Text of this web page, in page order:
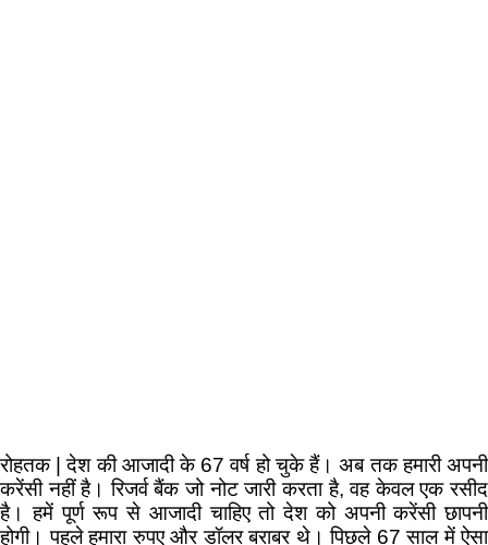
रोहतक | देश की आजादी के 67 वर्ष हो चुके हैं। अब तक हमारी अपनी
करेंसी नहीं है। रिजर्व बैंक जो नोट जारी करता है, वह केवल एक रसीद
है। हमें पूर्ण रूप से आजादी चाहिए तो देश को अपनी करेंसी छापनी
होगी। पहले हमारा रुपए और डॉलर बराबर थे। पिछले 67 साल में ऐसा